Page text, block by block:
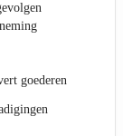
goederen